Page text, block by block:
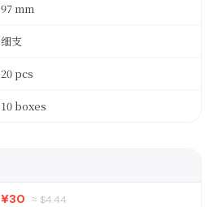
97 mm
细支
20 pcs
10 boxes
¥30 ≈ $4.44